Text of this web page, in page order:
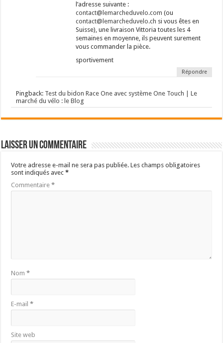
l’adresse suivante :
contact@lemarcheduvelo.com (ou
contact@lemarcheduvelo.ch si vous êtes en
Suisse), une livraison Vittoria toutes les 4
semaines en moyenne, ils peuvent surement
vous commander la pièce.
sportivement
Répondre
Pingback: Test du bidon Race One avec système One Touch | Le
marché du vélo : le Blog
Laisser un commentaire
Votre adresse e-mail ne sera pas publiée. Les champs obligatoires
sont indiqués avec*
Commentaire*
Nom*
E-mail*
Site web